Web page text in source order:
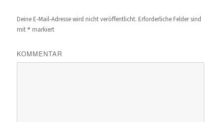
Deine E-Mail-Adresse wird nicht veröffentlicht. Erforderliche Felder sind
mit * markiert
KOMMENTAR